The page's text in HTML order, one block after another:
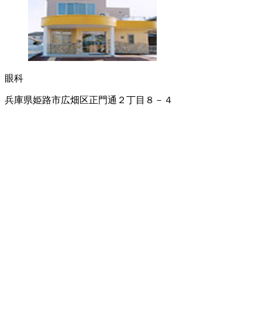
眼科
兵庫県姫路市広畑区正門通２丁目８－４